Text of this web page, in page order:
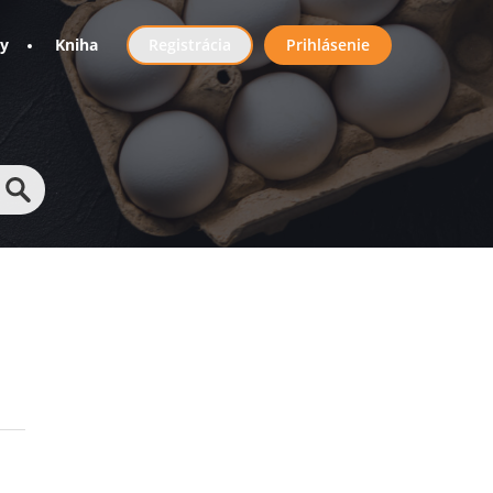
Kniha
User
account
menu
Registrácia Prihlásenie